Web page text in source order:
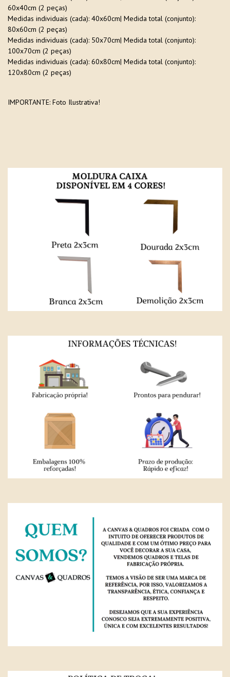
60x40cm (2 peças)
Medidas individuais (cada): 40x60cm| Medida total (conjunto):
80x60cm (2 peças)
Medidas individuais (cada): 50x70cm| Medida total (conjunto):
100x70cm (2 peças)
Medidas individuais (cada): 60x80cm| Medida total (conjunto):
120x80cm (2 peças)
IMPORTANTE: Foto Ilustrativa!